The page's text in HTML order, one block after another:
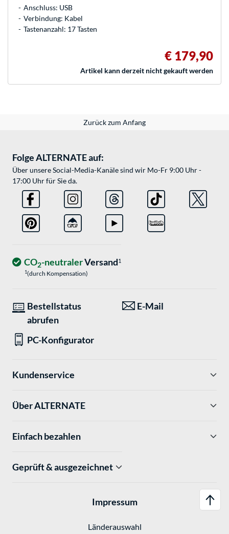
Anschluss: USB
Verbindung: Kabel
Tastenanzahl: 17 Tasten
€ 179,90
Artikel kann derzeit nicht gekauft werden
Zurück zum Anfang
Folge ALTERNATE auf:
Über unsere Social-Media-Kanäle sind wir Mo-Fr 9:00 Uhr -
17:00 Uhr für Sie da.
CO2-neutralerVersand1
1(durch Kompensation)
Bestellstatus
abrufen
E-Mail
PC-Konfigurator
Kundenservice
Über ALTERNATE
Einfach bezahlen
Geprüft & ausgezeichnet
Impressum
Länderauswahl